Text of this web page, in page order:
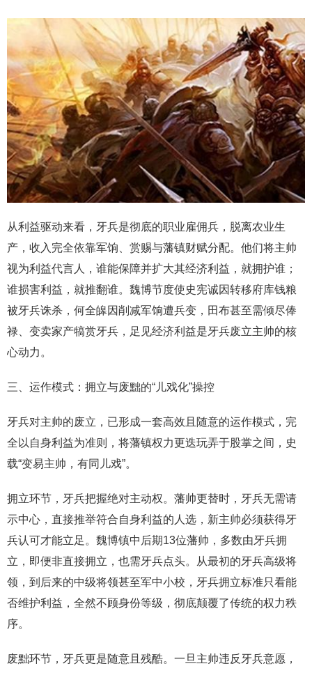
从利益驱动来看，牙兵是彻底的职业雇佣兵，脱离农业生
产，收入完全依靠军饷、赏赐与藩镇财赋分配。他们将主帅
视为利益代言人，谁能保障并扩大其经济利益，就拥护谁；
谁损害利益，就推翻谁。魏博节度使史宪诚因转移府库钱粮
被牙兵诛杀，何全皞因削减军饷遭兵变，田布甚至需倾尽俸
禄、变卖家产犒赏牙兵，足见经济利益是牙兵废立主帅的核
心动力。
三、运作模式：拥立与废黜的“儿戏化”操控
牙兵对主帅的废立，已形成一套高效且随意的运作模式，完
全以自身利益为准则，将藩镇权力更迭玩弄于股掌之间，史
载“变易主帅，有同儿戏”。
拥立环节，牙兵把握绝对主动权。藩帅更替时，牙兵无需请
示中心，直接推举符合自身利益的人选，新主帅必须获得牙
兵认可才能立足。魏博镇中后期13位藩帅，多数由牙兵拥
立，即便非直接拥立，也需牙兵点头。从最初的牙兵高级将
领，到后来的中级将领甚至军中小校，牙兵拥立标准只看能
否维护利益，全然不顾身份等级，彻底颠覆了传统的权力秩
序。
废黜环节，牙兵更是随意且残酷。一旦主帅违反牙兵意愿，